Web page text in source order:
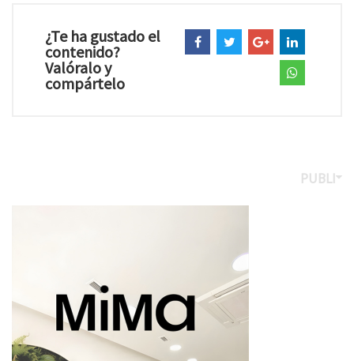
¿Te ha gustado el
contenido?
Valóralo y
compártelo
PUBLI